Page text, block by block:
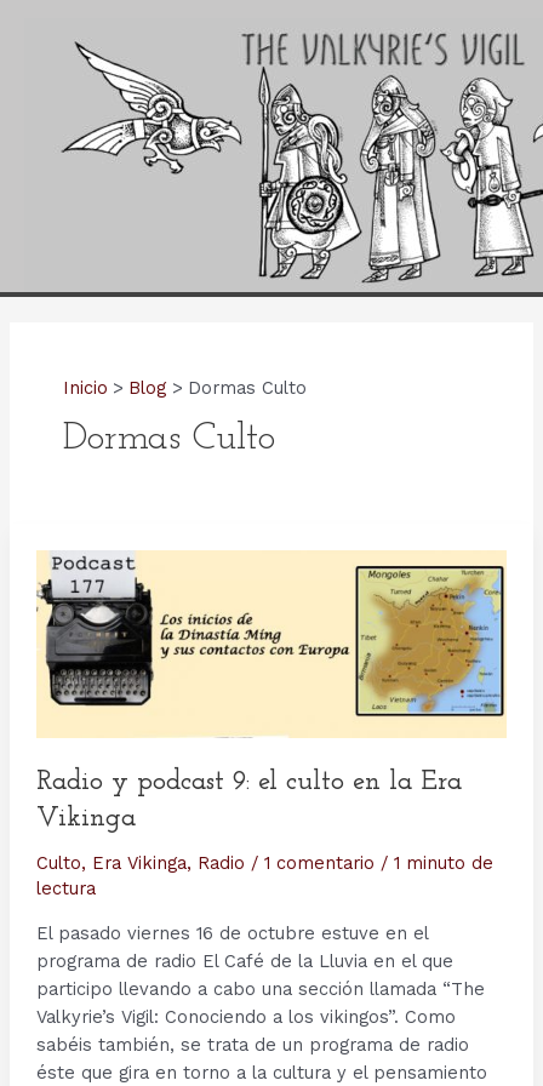
Inicio Blog Dormas Culto
Dormas Culto
Radio y podcast 9: el culto en la Era
Vikinga
Culto, Era Vikinga, Radio / 1 comentario / 1 minuto de
lectura
El pasado viernes 16 de octubre estuve en el
programa de radio El Café de la Lluvia en el que
participo llevando a cabo una sección llamada “The
Valkyrie’s Vigil: Conociendo a los vikingos”. Como
sabéis también, se trata de un programa de radio
éste que gira en torno a la cultura y el pensamiento